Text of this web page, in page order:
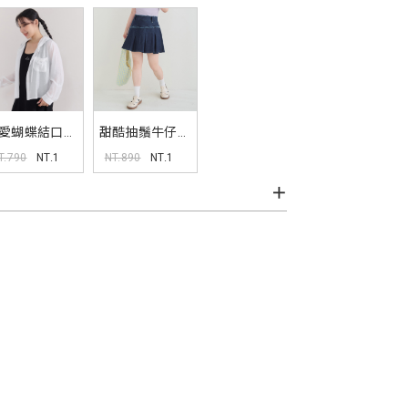
蝴蝶結口袋
連帽外套
NT.1
甜酷抽鬚牛仔百
褶短裙
NT.890 NT.1